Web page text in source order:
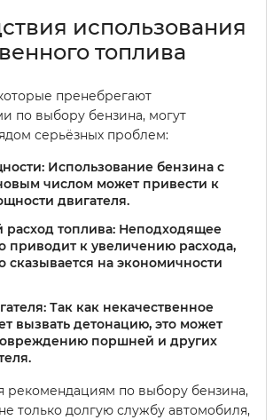
использования
топлива
пренебрегают
по выбору бензина, могут
серьёзных проблем:
Использование бензина с
числом может привести к
двигателя.
топлива: Неподходящее
приводит к увеличению расхода,
сказывается на экономичности
Так как некачественное
вызвать детонацию, это может
поршней и других
рекомендациям по выбору бензина,
только долгую службу автомобиля,